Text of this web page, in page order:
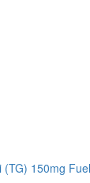
150mg